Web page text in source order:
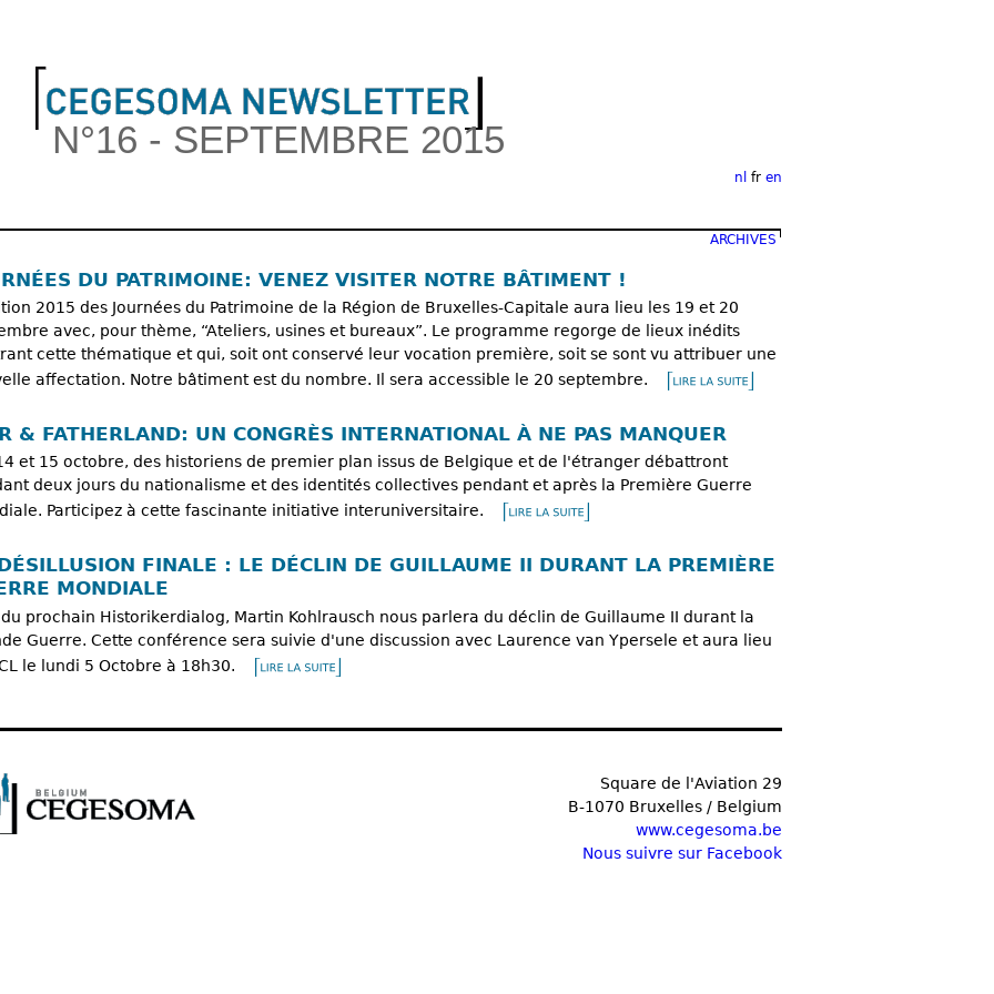
N°16 - SEPTEMBRE 2015
nl fr en
principal
ARCHIVES
DU PATRIMOINE: VENEZ VISITER NOTRE BÂTIMENT !
2015 des Journées du Patrimoine de la Région de Bruxelles-Capitale aura lieu les 19 et 20
avec, pour thème, “Ateliers, usines et bureaux”. Le programme regorge de lieux inédits
cette thématique et qui, soit ont conservé leur vocation première, soit se sont vu attribuer une
affectation. Notre bâtiment est du nombre. Il sera accessible le 20 septembre.
& FATHERLAND: UN CONGRÈS INTERNATIONAL À NE PAS MANQUER
et 15 octobre, des historiens de premier plan issus de Belgique et de l'étranger débattront
deux jours du nationalisme et des identités collectives pendant et après la Première Guerre
Participez à cette fascinante initiative interuniversitaire.
FINALE : LE DÉCLIN DE GUILLAUME II DURANT LA PREMIÈRE
MONDIALE
du prochain Historikerdialog, Martin Kohlrausch nous parlera du déclin de Guillaume II durant la
Guerre. Cette conférence sera suivie d'une discussion avec Laurence van Ypersele et aura lieu
le lundi 5 Octobre à 18h30.
Square de l'Aviation 29
B-1070 Bruxelles / Belgium
www.cegesoma.be
Nous suivre sur Facebook